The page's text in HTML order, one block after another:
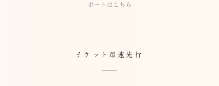
ポートはこちら
チケット最速先行